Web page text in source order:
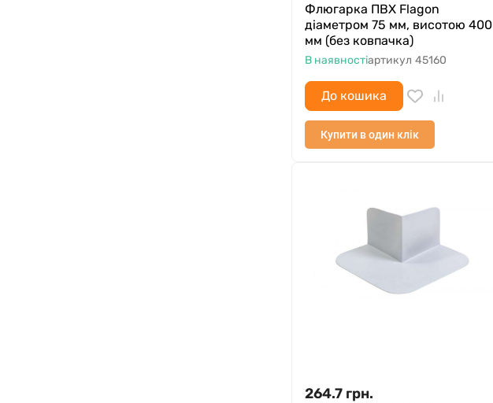
Флюгарка ПВХ Flagon
діаметром 75 мм, висотою 400
мм (без ковпачка)
В наявностіартикул 45160
До кошика
Купити в один клік
264.7 грн.